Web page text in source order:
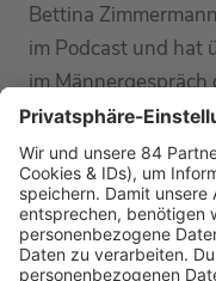
Bettina
im Podcast und hat
im Männergespräch
MEHR LESEN